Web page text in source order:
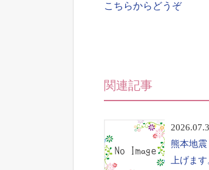
こちらからどうぞ
関連記事
熊本地
上げます